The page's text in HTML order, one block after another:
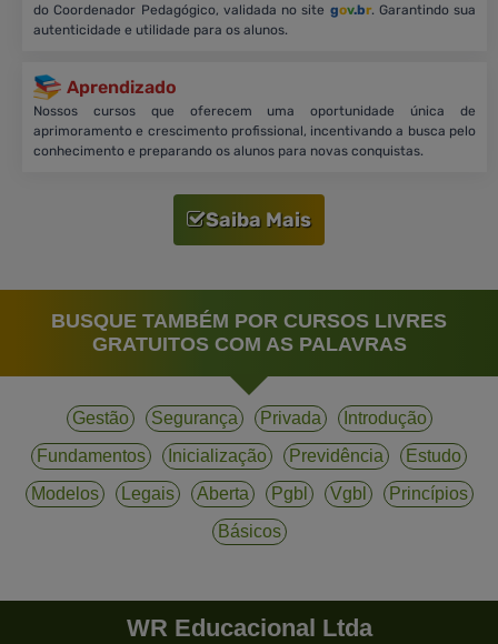
do Coordenador Pedagógico, validada no site gov.br. Garantindo sua
autenticidade e utilidade para os alunos.
Aprendizado
Nossos cursos que oferecem uma oportunidade única de
aprimoramento e crescimento profissional, incentivando a busca pelo
conhecimento e preparando os alunos para novas conquistas.
Saiba Mais
BUSQUE TAMBÉM POR CURSOS LIVRES
GRATUITOS COM AS PALAVRAS
Gestão Segurança Privada
Introdução
Fundamentos
Inicialização Previdência
Estudo
Modelos
Legais Aberta Pgbl Vgbl
Princípios
Básicos
WR Educacional Ltda